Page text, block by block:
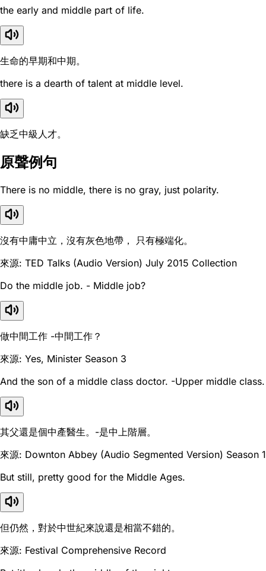
the early and middle part of life.
生命的早期和中期。
there is a dearth of talent at middle level.
缺乏中級人才。
原聲例句
There is no middle, there is no gray, just polarity.
沒有中庸中立，沒有灰色地帶， 只有極端化。
來源: TED Talks (Audio Version) July 2015 Collection
Do the middle job. - Middle job?
做中間工作 -中間工作？
來源: Yes, Minister Season 3
And the son of a middle class doctor. -Upper middle class.
其父還是個中產醫生。-是中上階層。
來源: Downton Abbey (Audio Segmented Version) Season 1
But still, pretty good for the Middle Ages.
但仍然，對於中世紀來說還是相當不錯的。
來源: Festival Comprehensive Record